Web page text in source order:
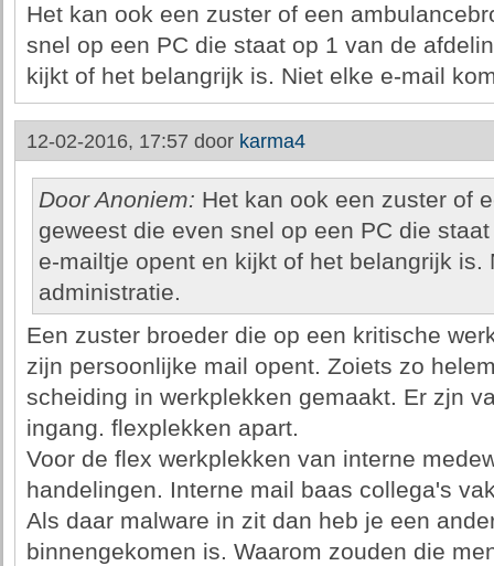
Het kan ook een zuster of een
snel op een PC die staat op 1 van de
kijkt of het belangrijk is. Niet elke e-mail
12-02-2016, 17:57 door karma4
Door Anoniem: Het kan ook een zuster of
geweest die even snel op een PC die
e-mailtje opent en kijkt of het belangrijk
administratie.
Een zuster broeder die op een kritische
zijn persoonlijke mail opent. Zoiets zo
scheiding in werkplekken gemaakt. Er zjn
ingang. flexplekken apart.
Voor de flex werkplekken van interne
handelingen. Interne mail baas collega's
Als daar malware in zit dan heb je een
binnengekomen is. Waarom zouden die